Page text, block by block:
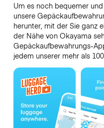
Um es noch bequemer
unsere
herunter, mit der Sie ganz
der Nähe von Okayama
Gepäckaufbewahrungs-
jedem unserer mehr als